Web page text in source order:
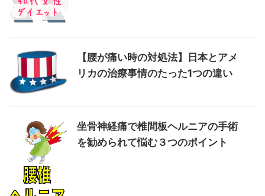
【腰が痛い時の対処法】日本とアメ
リカの治療事情のたった1つの違い
坐骨神経痛で椎間板ヘルニアの手術
を勧められて悩む３つのポイント